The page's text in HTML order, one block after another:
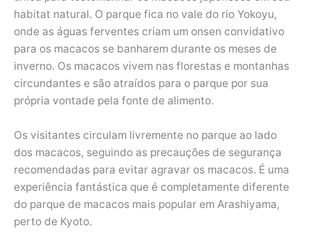
habitat natural. O parque fica no vale do rio Yokoyu,
onde as águas ferventes criam um onsen convidativo
para os macacos se banharem durante os meses de
inverno. Os macacos vivem nas florestas e montanhas
circundantes e são atraídos para o parque por sua
própria vontade pela fonte de alimento.
Os visitantes circulam livremente no parque ao lado
dos macacos, seguindo as precauções de segurança
recomendadas para evitar agravar os macacos. É uma
experiência fantástica que é completamente diferente
do parque de macacos mais popular em Arashiyama,
perto de Kyoto.